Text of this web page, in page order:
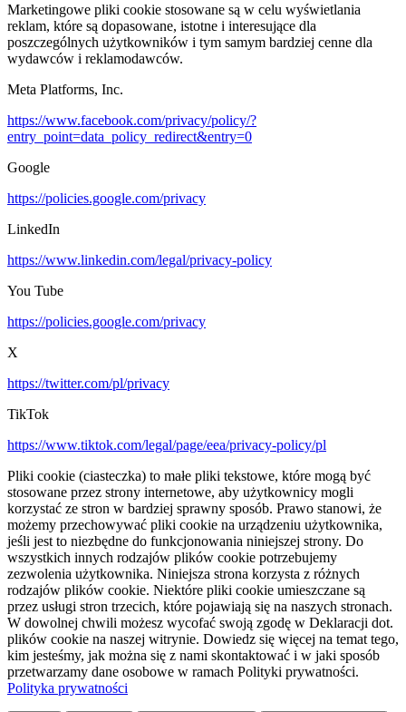
Marketingowe pliki cookie stosowane są w celu wyświetlania
reklam, które są dopasowane, istotne i interesujące dla
poszczególnych użytkowników i tym samym bardziej cenne dla
wydawców i reklamodawców.
Meta Platforms, Inc.
https://www.facebook.com/privacy/policy/?
entry_point=data_policy_redirect&entry=0
Google
https://policies.google.com/privacy
LinkedIn
https://www.linkedin.com/legal/privacy-policy
You Tube
https://policies.google.com/privacy
X
https://twitter.com/pl/privacy
TikTok
https://www.tiktok.com/legal/page/eea/privacy-policy/pl
Pliki cookie (ciasteczka) to małe pliki tekstowe, które mogą być
stosowane przez strony internetowe, aby użytkownicy mogli
korzystać ze stron w bardziej sprawny sposób. Prawo stanowi, że
możemy przechowywać pliki cookie na urządzeniu użytkownika,
jeśli jest to niezbędne do funkcjonowania niniejszej strony. Do
wszystkich innych rodzajów plików cookie potrzebujemy
zezwolenia użytkownika. Niniejsza strona korzysta z różnych
rodzajów plików cookie. Niektóre pliki cookie umieszczane są
przez usługi stron trzecich, które pojawiają się na naszych stronach.
W dowolnej chwili możesz wycofać swoją zgodę w Deklaracji dot.
plików cookie na naszej witrynie. Dowiedz się więcej na temat tego,
kim jesteśmy, jak można się z nami skontaktować i w jaki sposób
przetwarzamy dane osobowe w ramach Polityki prywatności.
Polityka prywatności